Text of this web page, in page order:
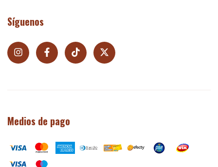
Síguenos
Medios de pago